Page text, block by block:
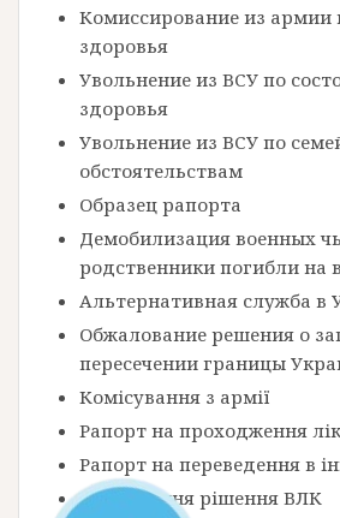
Комиссирование из армии
здоровья
Увольнение из ВСУ по
здоровья
Увольнение из ВСУ по
обстоятельствам
Образец рапорта
Демобилизация военных
родственники погибли на
Альтернативная служба в
Обжалование решения о
пересечении границы
Комісування з армії
Рапорт на проходження
Рапорт на переведення в
Оскарження рішення ВЛК